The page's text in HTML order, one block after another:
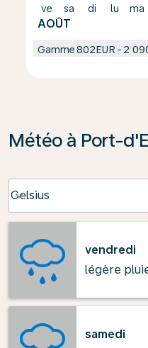
ve
AOÛT
sa di lu ma
Gamme802EUR - 2
Météo à Port-
Celsius
keyboard_arrow_down
vendredi
légère
samedi